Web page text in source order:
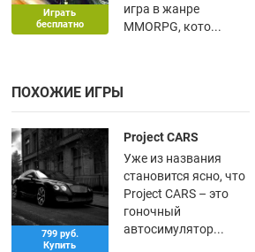
Играть
бесплатно
игра в жанре
MMORPG, кото...
ПОХОЖИЕ ИГРЫ
799 руб.
Купить
Project CARS
Уже из названия
становится ясно, что
Project CARS – это
гоночный
автосимулятор...